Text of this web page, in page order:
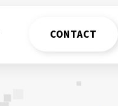
CONTACT